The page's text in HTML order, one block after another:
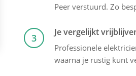
Peer verstuurd. Zo
3 Je vergelijkt
Professionele
waarna je rustig kunt